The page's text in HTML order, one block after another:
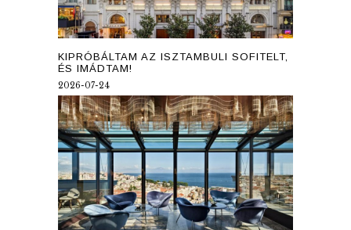
KIPRÓBÁLTAM AZ ISZTAMBULI SOFITELT,
ÉS IMÁDTAM!
2026-07-24